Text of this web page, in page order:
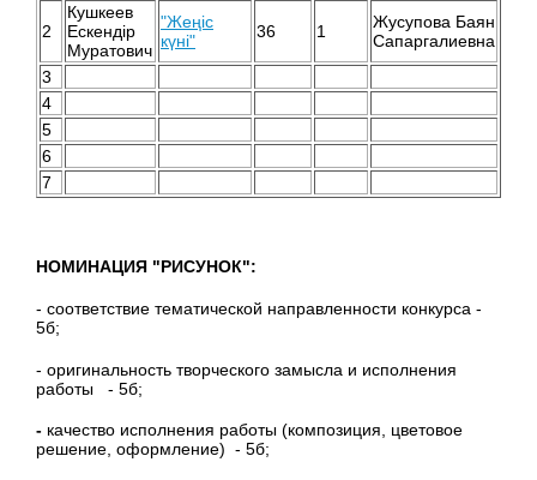
2
Кушкеев
Ескендір
Муратович
"Жеңіс
күні"
36 1
Жусупова Баян
Сапаргалиевна
3
4
5
6
7
НОМИНАЦИЯ "РИСУНОК":
- соответствие тематической направленности конкурса -
5б;
- оригинальность творческого замысла и исполнения
работы - 5б;
- качество исполнения работы (композиция, цветовое
решение, оформление) - 5б;